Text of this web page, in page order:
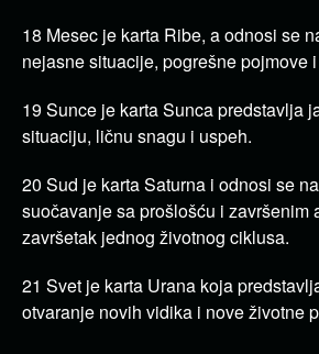
18 Mesec je karta Ribe, a odnosi se
nejasne situacije, pogrešne pojmove
19 Sunce je karta Sunca predstavlja
situaciju, ličnu snagu i uspeh.
20 Sud je karta Saturna i odnosi se
suočavanje sa prošlošću i završenim
završetak jednog životnog ciklusa.
21 Svet je karta Urana koja
otvaranje novih vidika i nove životne